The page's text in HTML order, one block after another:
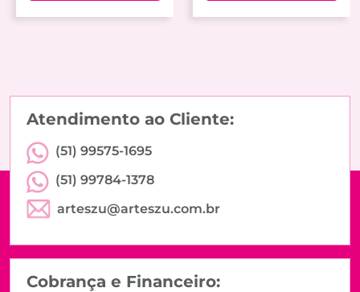
Atendimento ao Cliente:
(51) 99575-1695
(51) 99784-1378
arteszu@arteszu.com.br
Cobrança e Financeiro: